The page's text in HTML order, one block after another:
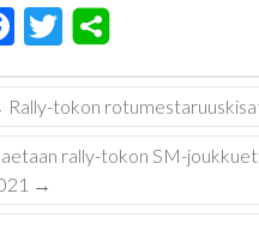
F
ac
e
b
o
o
T
wi
tt
er
Rally-tokon
rally-tokon SM-
→